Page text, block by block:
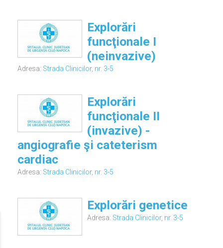
Explorări
funcţionale I
(neinvazive)
Adresa: Strada Clinicilor, nr. 3-5
Explorări
funcţionale II
(invazive) -
angiografie şi cateterism
cardiac
Adresa: Strada Clinicilor, nr. 3-5
Explorări genetice
Adresa: Strada Clinicilor, nr. 3-5